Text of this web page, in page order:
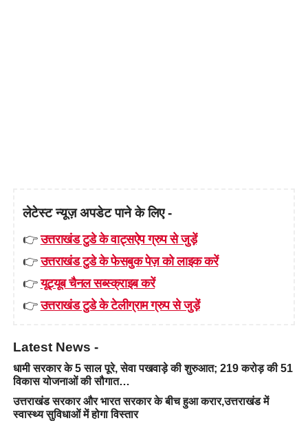
लेटेस्ट न्यूज़ अपडेट पाने के लिए -
👉उत्तराखंड टुडे के वाट्सऐप ग्रुप से जुड़ें
👉उत्तराखंड टुडे के फेसबुक पेज़ को लाइक करें
👉यूट्यूब चैनल सब्स्क्राइब करें
👉उत्तराखंड टुडे के टेलीग्राम ग्रुप से जुड़ें
Latest News -
धामी सरकार के 5 साल पूरे, सेवा पखवाड़े की शुरुआत; 219 करोड़ की 51
विकास योजनाओं की सौगात…
उत्तराखंड सरकार और भारत सरकार के बीच हुआ करार,उत्तराखंड में
स्वास्थ्य सुविधाओं में होगा विस्तार